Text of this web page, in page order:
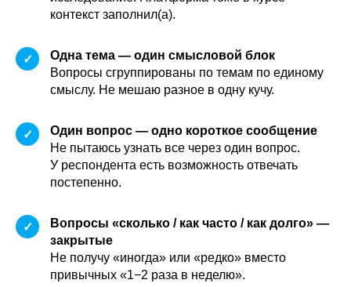
контекст заполнил(а).
✓
Одна тема — один смысловой блок
Вопросы сгруппированы по темам по единому
смыслу. Не мешаю разное в одну кучу.
✓
Один вопрос — одно короткое сообщение
Не пытаюсь узнать все через один вопрос.
У респондента есть возможность отвечать
постепенно.
✓
Вопросы «сколько / как часто / как долго» —
закрытые
Не получу «иногда» или «редко» вместо
привычных «1−2 раза в неделю».